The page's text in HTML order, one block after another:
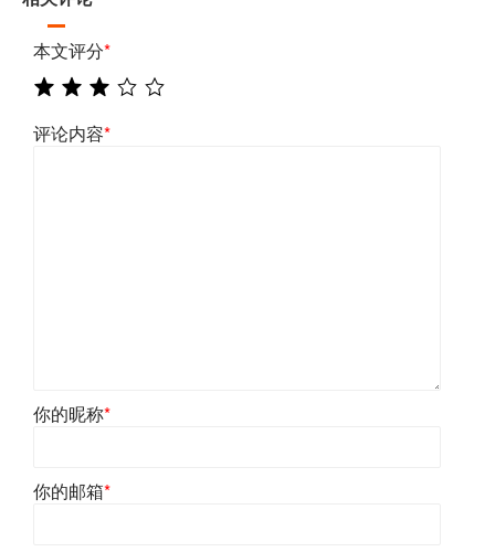
本文评分*
评论内容*
你的昵称*
你的邮箱*